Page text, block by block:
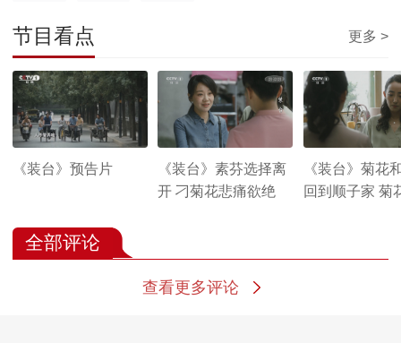
节目看点 更多 >
《装台》预告片
《装台》素芬选择离
开 刁菊花悲痛欲绝
《装台》菊花
回到顺子家 菊
全部评论
查看更多评论